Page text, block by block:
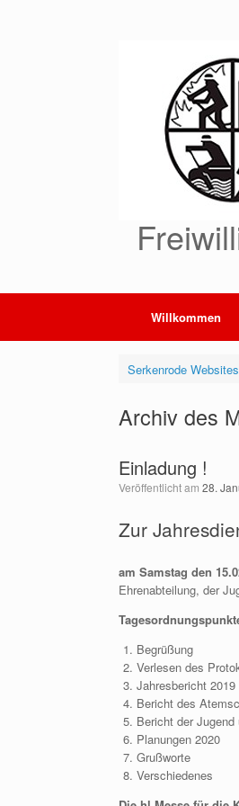
Willkommen
Serkenrode Websites
Archiv des
Einladung !
Veröffentlicht am 28.
Zur
am Samstag den
Ehrenabteilung, der
Begrüßung
Verlesen des
Jahresbericht 2019
Bericht des
Bericht der
Planungen 2020
Grußworte
Verschiedenes